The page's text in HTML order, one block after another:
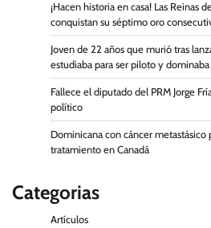
¡Hacen historia en casa! Las Reinas
conquistan su séptimo oro
Joven de 22 años que murió tras
estudiaba para ser piloto y
Fallece el diputado del PRM Jorge
político
Dominicana con cáncer metastásico
tratamiento en Canadá
Categorias
Artículos